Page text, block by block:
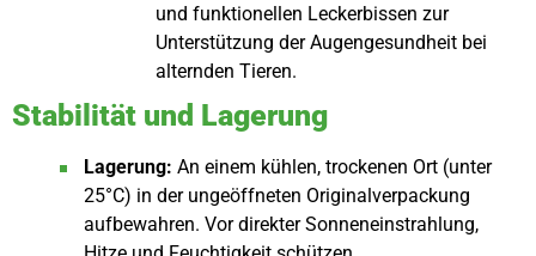
und funktionellen Leckerbissen zur
Unterstützung der Augengesundheit bei
alternden Tieren.
Stabilität und Lagerung
Lagerung: An einem kühlen, trockenen Ort (unter
25°C) in der ungeöffneten Originalverpackung
aufbewahren. Vor direkter Sonneneinstrahlung,